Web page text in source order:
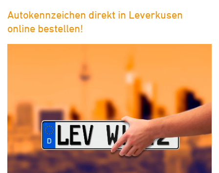
Autokennzeichen direkt in Leverkusen
online bestellen!